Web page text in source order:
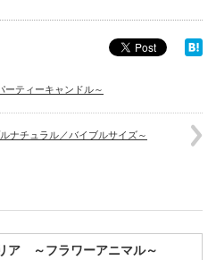
ティーキャンドル～
チュラル／バイブルサイズ～
ア ～フラワーアニマル～